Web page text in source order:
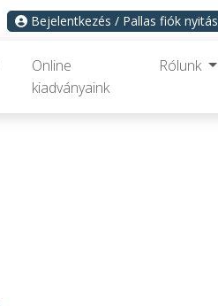
Bejelentkezés / Pallas fiók nyitás
Online
kiadványaink
Rólunk